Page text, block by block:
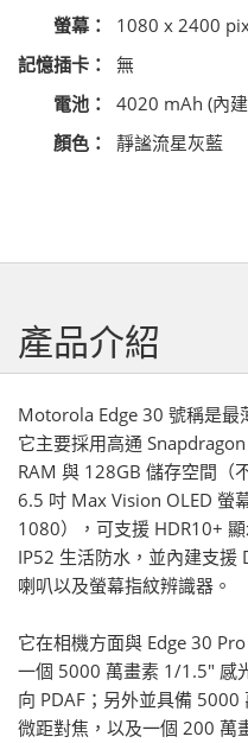
螢幕：
1080 x 2400
記憶插卡：
無
電池：
4020 mAh (內
顏色：
靜謐流星灰藍
產品介紹
Motorola Edge 30 號稱是最
它主要採用高通
RAM 與 128GB 儲存空間（
6.5 吋 Max Vision OLED 螢
1080），可支援 HDR10+
IP52 生活防水，並內建支
喇叭以及螢幕指紋辨識器。
它在相機方面與 Edge 30
一個 5000 萬畫素 1/1.5" 感
向 PDAF；另外並具備
微距對焦，以及一個 200 萬